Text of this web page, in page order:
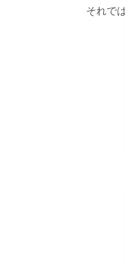
それで